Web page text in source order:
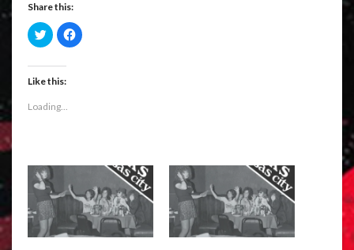
Share this:
C
l
k
t
o
h
T
i
t
t
e
r
(
O
C
l
F
e
b
o
o
(
Like this:
Loading...